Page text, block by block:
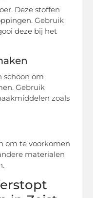
Deze stoffen
Gebruik
deze bij het
schoon om
Gebruik
zoals
om te voorkomen
materialen